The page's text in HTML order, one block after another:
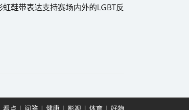
鞋带表达支持赛场内外的LGBT反